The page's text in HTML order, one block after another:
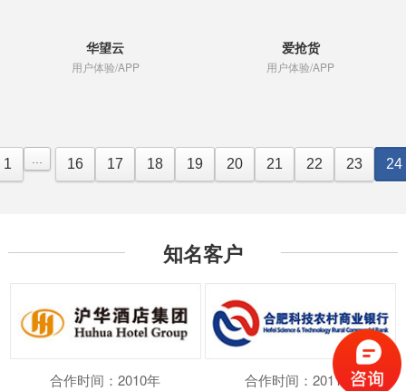
华望云
用户体验/APP
爱抢货
用户体验/APP
1 ... 16 17 18 19 20 21 22 23 24
知名客户
合作时间：2010年 合作时间：2011年